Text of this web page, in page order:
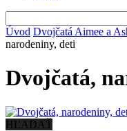
Úvod Dvojčatá Aimee a
narodeniny, deti
Dvojčatá,
HĽADAŤ